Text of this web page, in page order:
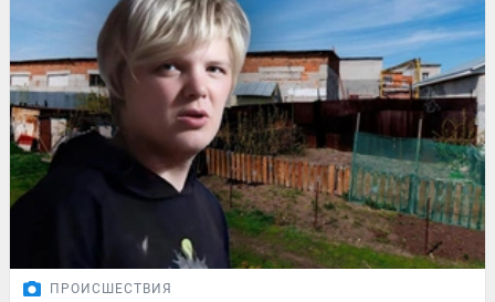
ПРОИСШЕСТВИЯ